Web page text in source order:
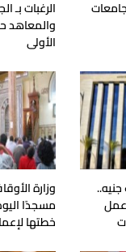
الرغبات بـ
والمعاهد
الأولى
30 ألف جنيه..
عمل
مسجدًا
خطتها